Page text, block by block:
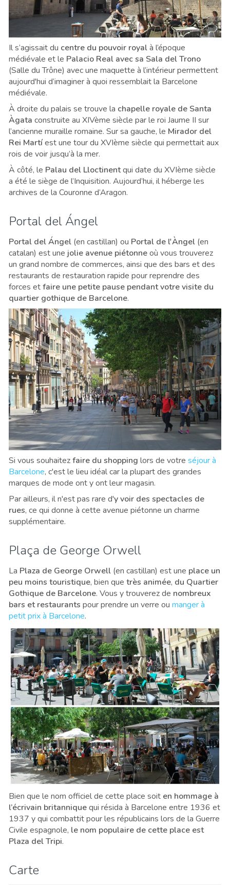
Il s’agissait du centre du pouvoir royalà l’époque
médiévale et le Palacio Real avec sa Sala del Trono
(Salle du Trône) avec une maquette à l’intérieur permettent
aujourd'hui d’imaginer à quoi ressemblait la Barcelone
médiévale.
À droite du palais se trouve la chapelle royale de Santa
Àgata construite au XIVème siècle par le roi Jaume II sur
l’ancienne muraille romaine. Sur sa gauche, le Mirador del
Rei Martíest une tour du XVIème siècle qui permettait aux
rois de voir jusqu’à la mer.
À côté, le Palau del Lloctinentqui date du XVIème siècle
a été le siège de l’Inquisition. Aujourd’hui, il héberge les
archives de la Couronne d’Aragon.
Portal del Ángel
Portal del Ángel (en castillan) ou Portal de l'Àngel (en
catalan) est une jolie avenue piétonneoù vous trouverez
un grand nombre de commerces, ainsi que des bars et des
restaurants de restauration rapide pour reprendre des
forces etfaire une petite pause pendant votre visite du
quartier gothique de Barcelone.
Si vous souhaitezfaire du shopping lors de votre séjour à
Barcelone, c'est le lieu idéal car la plupart des grandes
marques de mode ont y ont leur magasin.
Par ailleurs, il n'est pas rare d'y voir des spectacles de
rues, ce qui donne à cette avenue piétonne un charme
supplémentaire.
Plaça de George Orwell
La Plaza de George Orwell (en castillan) est une place un
peu moins touristique, bien que très animée, du Quartier
Gothique de Barcelone. Vous y trouverez de nombreux
bars et restaurants pour prendre un verre ou manger à
petit prix à Barcelone.
Bien que le nom officiel de cette place soit en hommage à
l’écrivain britanniquequi résida à Barcelone entre 1936 et
1937 y qui combattit pour les républicains lors de la Guerre
Civile espagnole, le nom populaire de cette place est
Plaza del Tripi.
Carte